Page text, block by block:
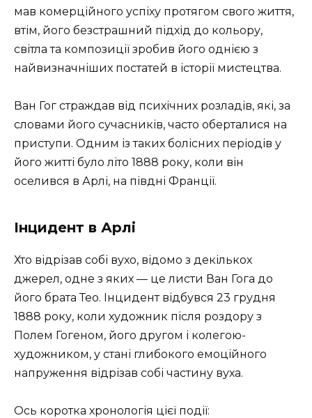
мав комерційного успіху протягом свого життя,
втім, його безстрашний підхід до кольору,
світла та композиції зробив його однією з
найвизначніших постатей в історії мистецтва.
Ван Гог страждав від психічних розладів, які, за
словами його сучасників, часто оберталися на
приступи. Одним із таких болісних періодів у
його житті було літо 1888 року, коли він
оселився в Арлі, на півдні Франції.
Інцидент в Арлі
Хто відрізав собі вухо, відомо з декількох
джерел, одне з яких — це листи Ван Гога до
його брата Тео. Інцидент відбувся 23 грудня
1888 року, коли художник після роздору з
Полем Гогеном, його другом і колегою-
художником, у стані глибокого емоційного
напруження відрізав собі частину вуха.
Ось коротка хронологія цієї події: